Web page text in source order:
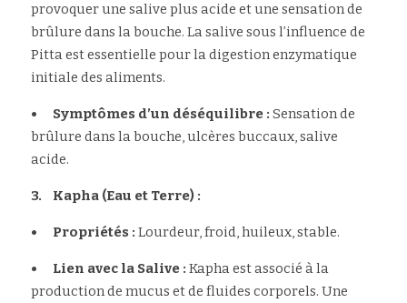
provoquer une salive plus acide et une sensation de
brûlure dans la bouche. La salive sous l’influence de
Pitta est essentielle pour la digestion enzymatique
initiale des aliments.
•	Symptômes d’un déséquilibre : Sensation de
brûlure dans la bouche, ulcères buccaux, salive
acide.
3.	Kapha (Eau et Terre) :
•	Propriétés : Lourdeur, froid, huileux, stable.
•	Lien avec la Salive : Kapha est associé à la
production de mucus et de fluides corporels. Une